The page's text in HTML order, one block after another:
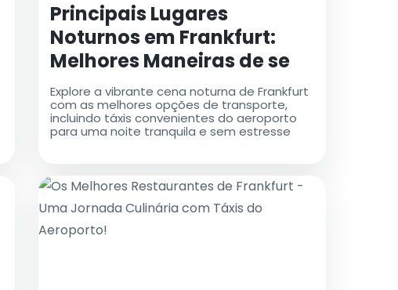
Principais Lugares
Noturnos em Frankfurt:
Melhores Maneiras de se
Deslocar
Explore a vibrante cena noturna de Frankfurt
com as melhores opções de transporte,
incluindo táxis convenientes do aeroporto
para uma noite tranquila e sem estresse